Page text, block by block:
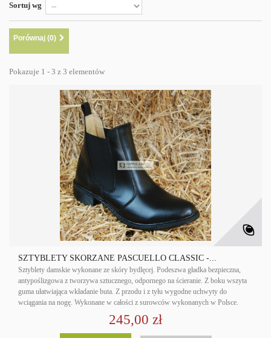
Sortuj wg
Porównaj (0)
Pokazuje 1 - 3 z 3 elementów
SZTYBLETY SKÓRZANE PASCUELLO CLASSIC -...
Sztyblety damskie wykonane ze skóry bydlęcej. Podeszwa gładka bezpieczna,
antypoślizgowa z tworzywa sztucznego, odpornego na ścieranie. Z boku wszyta
guma ułatwiająca wkładanie buta. Z przodu i z tyłu wygodne uchwyty do
wciągania na nogę. Wykonane w całości z surowców wykonanych w Polsce.
245,00 zł